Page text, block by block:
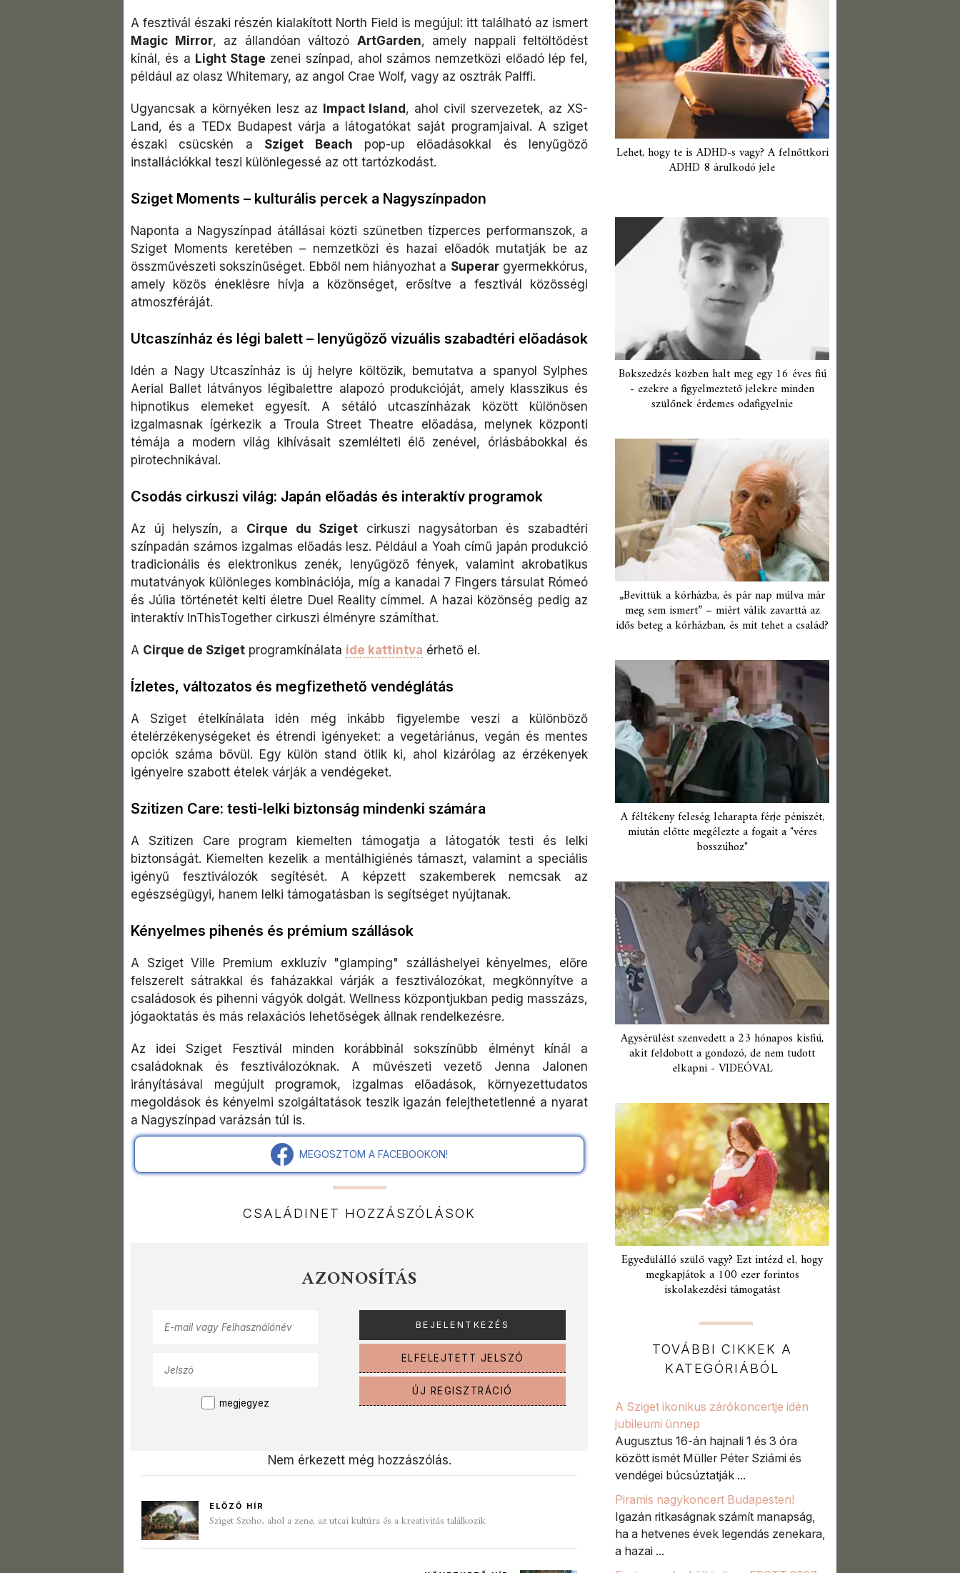
A fesztivál északi részén kialakított North Field is megújul: itt található az ismert
Magic Mirror, az állandóan változó ArtGarden, amely nappali feltöltődést
kínál, és a Light Stage zenei színpad, ahol számos nemzetközi előadó lép fel,
például az olasz Whitemary, az angol Crae Wolf, vagy az osztrák Palffi.
Ugyancsak a környéken lesz az Impact Island, ahol civil szervezetek, az XS-
Land, és a TEDx Budapest várja a látogatókat saját programjaival. A sziget
északi csücskén a Sziget Beach pop-up előadásokkal és lenyűgöző
installációkkal teszi különlegessé az ott tartózkodást.
Sziget Moments – kulturális percek a Nagyszínpadon
Naponta a Nagyszínpad átállásai közti szünetben tízperces performanszok, a
Sziget Moments keretében – nemzetközi és hazai előadók mutatják be az
összművészeti sokszínűséget. Ebből nem hiányozhat a Superargyermekkórus,
amely közös éneklésre hívja a közönséget, erősítve a fesztivál közösségi
atmoszféráját.
Utcaszínház és légi balett – lenyűgöző vizuális szabadtéri előadások
Idén a Nagy Utcaszínház is új helyre költözik, bemutatva a spanyol Sylphes
Aerial Ballet látványos légibalettre alapozó produkcióját, amely klasszikus és
hipnotikus elemeket egyesít. A sétáló utcaszínházak között különösen
izgalmasnak ígérkezik a Troula Street Theatre előadása, melynek központi
témája a modern világ kihívásait szemlélteti élő zenével, óriásbábokkal és
pirotechnikával.
Csodás cirkuszi világ: Japán előadás és interaktív programok
Az új helyszín, a Cirque du Sziget cirkuszi nagysátorban és szabadtéri
színpadán számos izgalmas előadás lesz. Például a Yoah című japán produkció
tradicionális és elektronikus zenék, lenyűgöző fények, valamint akrobatikus
mutatványok különleges kombinációja, míg a kanadai 7 Fingers társulat Rómeó
és Júlia történetét kelti életre Duel Reality címmel. A hazai közönség pedig az
interaktív InThisTogether cirkuszi élményre számíthat.
A Cirque de Sziget programkínálata ide kattintva érhető el.
Ízletes, változatos és megfizethető vendéglátás
A Sziget ételkínálata idén még inkább figyelembe veszi a különböző
ételérzékenységeket és étrendi igényeket: a vegetáriánus, vegán és mentes
opciók száma bővül. Egy külön stand ötlik ki, ahol kizárólag az érzékenyek
igényeire szabott ételek várják a vendégeket.
Szitizen Care: testi-lelki biztonság mindenki számára
A Szitizen Care program kiemelten támogatja a látogatók testi és lelki
biztonságát. Kiemelten kezelik a mentálhigiénés támaszt, valamint a speciális
igényű fesztiválozók segítését. A képzett szakemberek nemcsak az
egészségügyi, hanem lelki támogatásban is segítséget nyújtanak.
Kényelmes pihenés és prémium szállások
A Sziget Ville Premium exkluzív "glamping" szálláshelyei kényelmes, előre
felszerelt sátrakkal és faházakkal várják a fesztiválozókat, megkönnyítve a
családosok és pihenni vágyók dolgát. Wellness központjukban pedig masszázs,
jógaoktatás és más relaxációs lehetőségek állnak rendelkezésre.
Az idei Sziget Fesztivál minden korábbinál sokszínűbb élményt kínál a
családoknak és fesztiválozóknak. A művészeti vezető Jenna Jalonen
irányításával megújult programok, izgalmas előadások, környezettudatos
megoldások és kényelmi szolgáltatások teszik igazán felejthetetlenné a nyarat
a Nagyszínpad varázsán túl is.
MEGOSZTOM A FACEBOOKON!
CSALÁDINET HOZZÁSZÓLÁSOK
AZONOSÍTÁS
megjegyez
ELFELEJTETT JELSZÓ
ÚJ REGISZTRÁCIÓ
Nem érkezett még hozzászólás.
ELŐZŐ HÍR
Sziget Szoho, ahol a zene, az utcai kultúra és a kreativitás találkozik
Lehet, hogy te is ADHD-s vagy? A felnőttkori
ADHD 8 árulkodó jele
Bokszedzés közben halt meg egy 16 éves fiú
- ezekre a figyelmeztető jelekre minden
szülőnek érdemes odafigyelnie
„Bevittük a kórházba, és pár nap múlva már
meg sem ismert” – miért válik zavarttá az
idős beteg a kórházban, és mit tehet a család?
A féltékeny feleség leharapta férje péniszét,
miután előtte megélezte a fogait a "véres
bosszúhoz"
Agysérülést szenvedett a 23 hónapos kisfiú,
akit feldobott a gondozó, de nem tudott
elkapni - VIDEÓVAL
Egyedülálló szülő vagy? Ezt intézd el, hogy
megkapjátok a 100 ezer forintos
iskolakezdési támogatást
TOVÁBBI CIKKEK A
KATEGÓRIÁBÓL
A Sziget ikonikus zárókoncertje idén
jubileumi ünnep
Augusztus 16-án hajnali 1 és 3 óra
között ismét Müller Péter Sziámi és
vendégei búcsúztatják ...
Piramis nagykoncert Budapesten!
Igazán ritkaságnak számít manapság,
ha a hetvenes évek legendás zenekara,
a hazai ...